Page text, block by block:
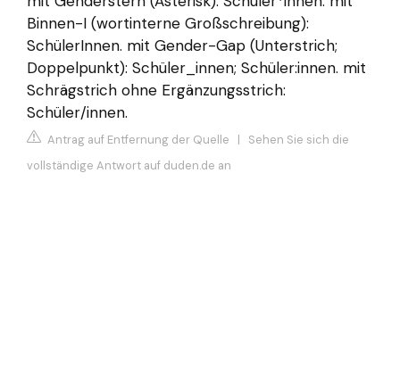
Binnen-I (wortinterne Großschreibung):
SchülerInnen. mit Gender-Gap (Unterstrich;
Doppelpunkt): Schüler_innen; Schüler:innen. mit
Schrägstrich ohne Ergänzungsstrich:
Schüler/innen.
Antrag auf Entfernung der Quelle | Sehen Sie sich die
vollständige Antwort auf duden.de an